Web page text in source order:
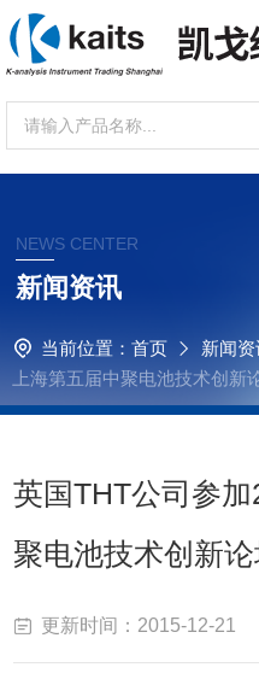
NEWS CENTER
新闻资讯
当前位置： 首页 新闻
上海第五届中聚电池技术创新
英国THT公司参
聚电池技术创新
更新时间：2015-12-21